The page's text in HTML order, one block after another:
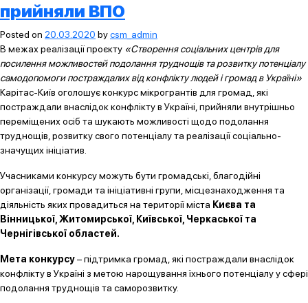
прийняли ВПО
Posted on 20.03.2020 bycsm_admin
В межах реалізації проєкту «Створення соціальних центрів для
посилення можливостей подолання труднощів та розвитку потенціалу
самодопомоги постраждалих від конфлікту людей і громад в Україні»
Карітас-Київ оголошує конкурс мікрогрантів для громад, які
постраждали внаслідок конфлікту в Україні, прийняли внутрішньо
переміщених осіб та шукають можливості щодо подолання
труднощів, розвитку свого потенціалу та реалізації соціально-
значущих ініціатив.
Учасниками конкурсу можуть бути громадські, благодійні
організації, громади та ініціативні групи, місцезнаходження та
діяльність яких провадиться на території міста Києва та
Вінницької, Житомирської, Київської, Черкаської та
Чернігівської областей.
Мета конкурсу– підтримка громад, які постраждали внаслідок
конфлікту в Україні з метою нарощування їхнього потенціалу у сфері
подолання труднощів та саморозвитку.